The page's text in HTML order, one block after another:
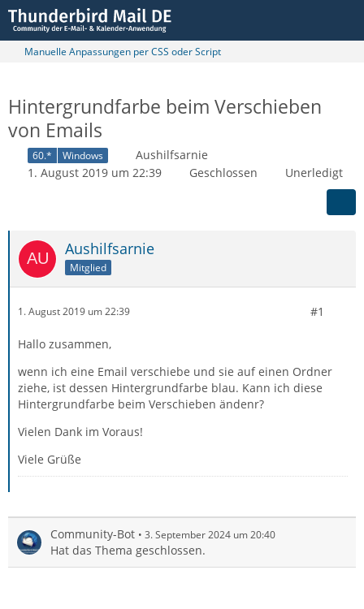
Manuelle Anpassungen per CSS oder Script
Hintergrundfarbe beim Verschieben
von Emails
60.* Windows
Aushilfsarnie
1. August 2019 um 22:39
Geschlossen Unerledigt
Aushilfsarnie
Mitglied
1. August 2019 um 22:39 #1
Hallo zusammen,
wenn ich eine Email verschiebe und sie auf einen Ordner
ziehe, ist dessen Hintergrundfarbe blau. Kann ich diese
Hintergrundfarbe beim Verschieben ändenr?
Vielen Dank im Voraus!
Viele Grüße
Community-Bot 3. September 2024 um 20:40
Hat das Thema geschlossen.